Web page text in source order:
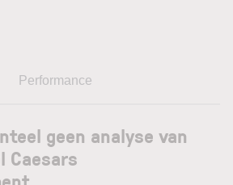
Performance
geen analyse van
Caesars